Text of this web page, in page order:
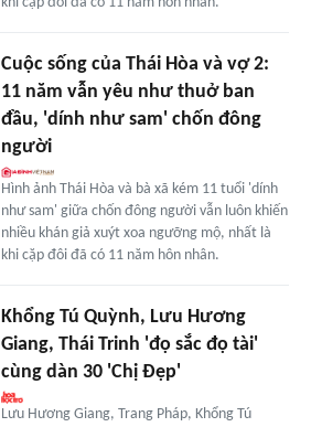
Cuộc sống của Thái Hòa và vợ 2:
11 năm vẫn yêu như thuở ban
đầu, 'dính như sam' chốn đông
người
Hình ảnh Thái Hòa và bà xã kém 11 tuổi 'dính
như sam' giữa chốn đông người vẫn luôn khiến
nhiều khán giả xuýt xoa ngưỡng mộ, nhất là
khi cặp đôi đã có 11 năm hôn nhân.
Khổng Tú Quỳnh, Lưu Hương
Giang, Thái Trinh 'đọ sắc đọ tài'
cùng dàn 30 'Chị Đẹp'
Lưu Hương Giang, Trang Pháp, Khổng Tú